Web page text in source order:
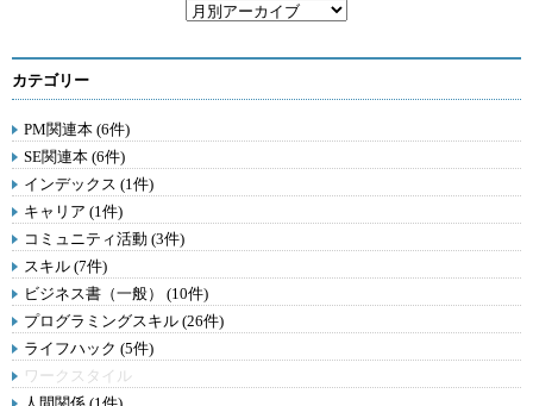
カテゴリー
PM関連本 (6件)
SE関連本 (6件)
インデックス (1件)
キャリア (1件)
コミュニティ活動 (3件)
スキル (7件)
ビジネス書（一般） (10件)
プログラミングスキル (26件)
ライフハック (5件)
ワークスタイル